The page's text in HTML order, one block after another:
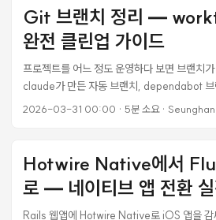
--dart-define=ENV=prod --export-
plist=ios/ExportOptions.plist 아카이브
build/ios/archive/Runner.xcarchive
Validation • Version Number: 1.0.1 •
Name: My App • Bundle Identifier:
다음 줄에서: ...
Git 브랜치 정리 —
완전 클린업 가이드
프로젝트를 어느 정도 운영하다 보면 브랜치
claude가 만든 자동 브랜치, dependabot 브
branch -a 결과가 화면 가득 찬다. 오늘 작업
worktree at '/path/to/.worktrees/link-in-
으로 강제 삭제하면 되지 않나 싶었는데, 그게
worktree를 먼저 제거하는 게 맞다. PR이 이
브랜치 정리 전에 먼저 해야 할 게 있다. 각 브
2026-03-31 00:00 · 5분 소요· Seunghan
Hotwire Native에서
로 — 네이티브 앱 전환
Rails 웹앱에 Hotwire Native로 iOS 앱을 감